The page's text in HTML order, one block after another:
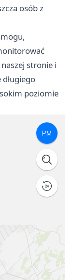
osób z
naszej stronie i
poziomie